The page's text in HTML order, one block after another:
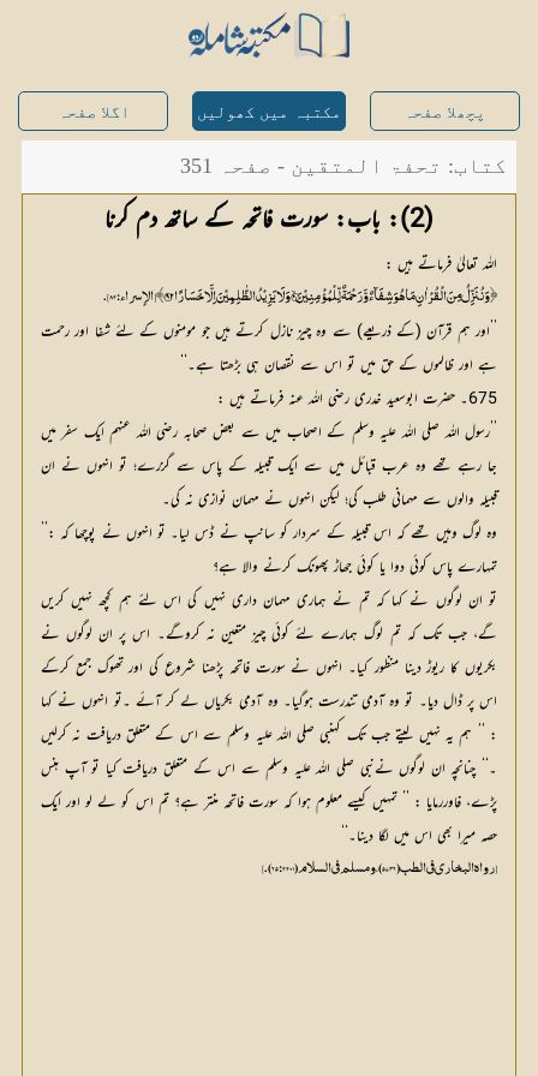
پچھلا صفحہ مکتبہ میں کھولیں اگلا صفحہ
کتاب: تحفۃ المتقین - صفحہ 351
(2): باب: سورت فاتحہ کے ساتھ دم کرنا
اللہ تعالیٰ فرماتے ہیں :
﴿ وَنُنَزِّلُ مِنَ الْقُرْاٰنِ مَا ہُوَشِفَاۗءٌ وَّرَحْمَۃٌ لِّلْمُؤْمِنِيْنَ۝۰ۙ وَلَا يَزِيْدُ الظّٰلِـمِيْنَ اِلَّا خَسَارًا۝۸۲ ﴾ [ الإسراء: 82].
’’اور ہم قرآن (کے ذریعے) سے وہ چیز نازل کرتے ہیں جو مومنوں کے لئے شفا اور رحمت
ہے اور ظالموں کے حق میں تو اس سے نقصان ہی بڑھتا ہے۔‘‘
675۔ حضرت ابوسعید خدری رضی اللہ عنہ فرماتے ہیں :
’’رسول اللہ صلی اللہ علیہ وسلم کے اصحاب میں سے بعض صحابہ رضی اللہ عنہم ایک سفر میں
جا رہے تھے وہ عرب قبائل میں سے ایک قبیلہ کے پاس سے گزرے؛ تو انہوں نے ان
قبیلہ والوں سے مہمانی طلب کی؛ لیکن انہوں نے مہمان نوازی نہ کی۔
وہ لوگ وہیں تھے کہ اس قبیلہ کے سردار کو سانپ نے ڈس لیا۔ تو انہوں نے پوچھا کہ :’’
تمہارے پاس کوئی دوا یا کوئی جھاڑ پھونک کرنے والا ہے؟
تو ان لوگوں نے کہا کہ تم نے ہماری مہمان داری نہیں کی اس لئے ہم کچھ نہیں کریں
گے، جب تک کہ تم لوگ ہمارے لئے کوئی چیز متعین نہ کروگے۔ اس پر ان لوگوں نے
بکریوں کا ریوڑ دینا منظور کیا۔ انہوں نے سورت فاتحہ پڑھنا شروع کی اور تھوک جمع کرکے
اس پر ڈال دیا۔ تو وہ آدمی تندرست ہوگیا۔ وہ آدمی بکریاں لے کر آئے ۔تو انہوں نے کہا
: ’’ ہم یہ نہیں لیتے جب تک کہنبی صلی اللہ علیہ وسلم سے اس کے متعلق دریافت نہ کرلیں
۔‘‘ چنانچہ ان لوگوں نےنبی صلی اللہ علیہ وسلم سے اس کے متعلق دریافت کیا تو آپ ہنس
پڑے، فاوررمایا : ’’ تمہیں کیسے معلوم ہوا کہ سورت فاتحہ منتر ہے؟ تم اس کو لے لو اور ایک
حصہ میرا بھی اس میں لگا دینا۔‘‘
[ رواه البخاري في الطب (5736)، ومسلم في السلام (2201: 65).]